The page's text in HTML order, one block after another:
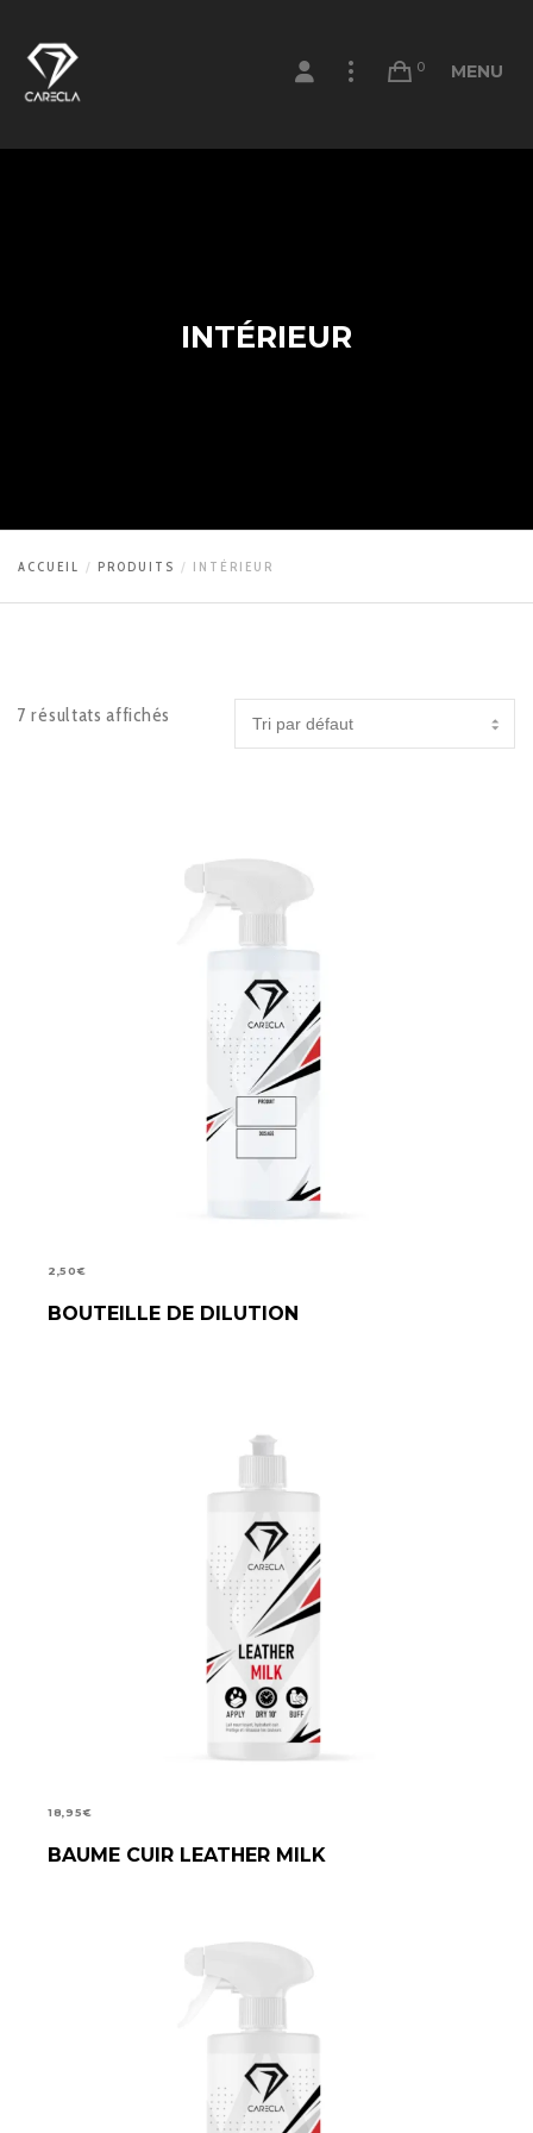
MENU
0
INTÉRIEUR
ACCUEIL PRODUITS INTÉRIEUR
7 résultats affichés
2,50€
AJOUTER AU PANIER
BOUTEILLE DE DILUTION
18,95€
AJOUTER AU PANIER
BAUME CUIR LEATHER MILK